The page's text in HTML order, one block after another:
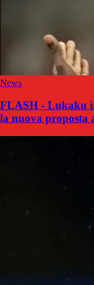
News
FLASH - Lukaku
la nuova proposta